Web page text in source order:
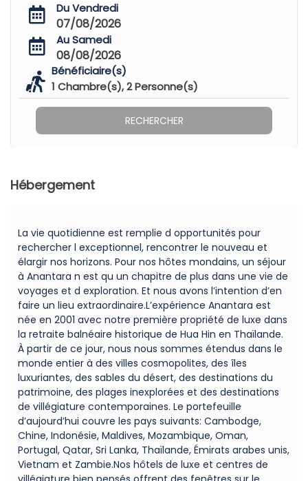
Du Vendredi
07/08/2026
Au Samedi
08/08/2026
Bénéficiaire(s)
1 Chambre(s),2Personne(s)
RECHERCHER
Hébergement
La vie quotidienne est remplie d opportunités pour
rechercher l exceptionnel, rencontrer le nouveau et
élargir nos horizons. Pour nos hôtes mondains, un séjour
à Anantara n est qu un chapitre de plus dans une vie de
voyages et d exploration. Et nous avons l’intention d’en
faire un lieu extraordinaire.L’expérience Anantara est
née en 2001 avec notre première propriété de luxe dans
la retraite balnéaire historique de Hua Hin en Thaïlande.
À partir de ce jour, nous nous sommes étendus dans le
monde entier à des villes cosmopolites, des îles
luxuriantes, des sables du désert, des destinations du
patrimoine, des plages inexplorées et des destinations
de villégiature contemporaines. Le portefeuille
d’aujourd’hui couvre les pays suivants: Cambodge,
Chine, Indonésie, Maldives, Mozambique, Oman,
Portugal, Qatar, Sri Lanka, Thaïlande, Émirats arabes unis,
Vietnam et Zambie.Nos hôtels de luxe et centres de